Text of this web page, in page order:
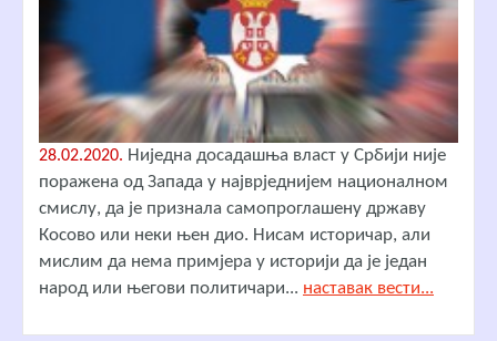
28.02.2020. Ниједна досадашња власт у Србији није
поражена од Запада у најврједнијем националном
смислу, да је признала самопроглашену државу
Косово или неки њен дио. Нисам историчар, али
мислим да нема примјера у историји да је један
народ или његови политичари... наставак вести...